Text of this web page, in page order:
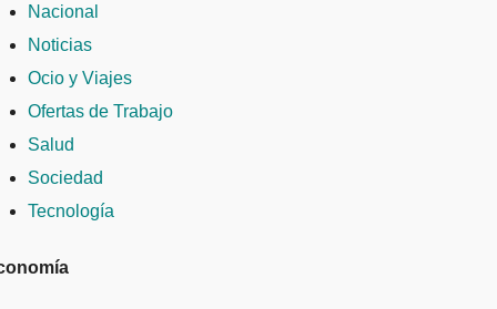
Nacional
Noticias
Ocio y Viajes
Ofertas de Trabajo
Salud
Sociedad
Tecnología